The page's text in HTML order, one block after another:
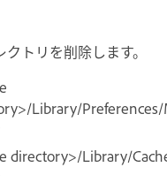
トリを削除します。
Library/
directory>/Library/